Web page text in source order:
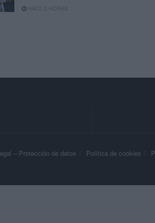
HACE 2 HORAS
– Protección de datos Política de cookies